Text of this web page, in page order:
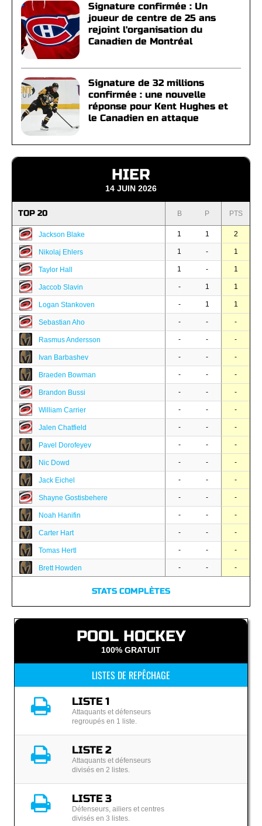
Signature confirmée : Un
joueur de centre de 25 ans
rejoint l'organisation du
Canadien de Montréal
Signature de 32 millions
confirmée : une nouvelle
réponse pour Kent Hughes et
le Canadien en attaque
HIER
14 JUIN 2026
TOP 20 B P PTS
Jackson Blake 1 1 2
Nikolaj Ehlers 1 - 1
Taylor Hall 1 - 1
Jaccob Slavin - 1 1
Logan Stankoven - 1 1
Sebastian Aho - - -
Rasmus Andersson - - -
Ivan Barbashev - - -
Braeden Bowman - - -
Brandon Bussi - - -
William Carrier - - -
Jalen Chatfield - - -
Pavel Dorofeyev - - -
Nic Dowd - - -
Jack Eichel - - -
Shayne Gostisbehere - - -
Noah Hanifin - - -
Carter Hart - - -
Tomas Hertl - - -
Brett Howden - - -
STATS COMPLÈTES
POOL HOCKEY
100% GRATUIT
LISTES DE REPÊCHAGE
LISTE 1
Attaquants et défenseurs
regroupés en 1 liste.
LISTE 2
Attaquants et défenseurs
divisés en 2 listes.
LISTE 3
Défenseurs, ailiers et centres
divisés en 3 listes.